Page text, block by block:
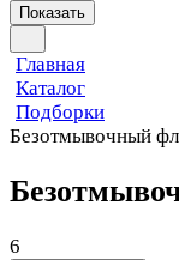
Показать
Главная
Каталог
Подборки
Безотмывочный
6